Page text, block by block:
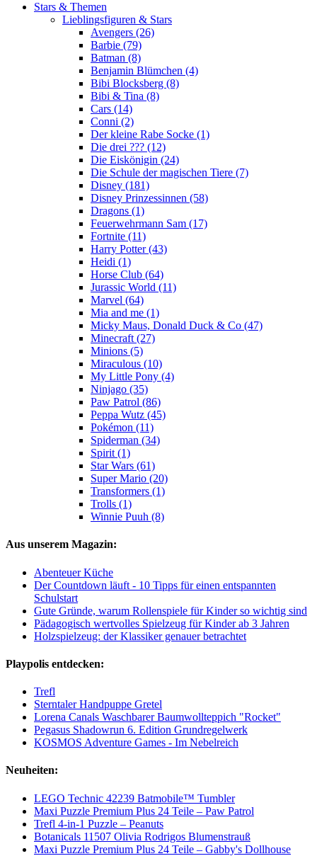
Stars & Themen
Lieblingsfiguren & Stars
Avengers (26)
Barbie (79)
Batman (8)
Benjamin Blümchen (4)
Bibi Blocksberg (8)
Bibi & Tina (8)
Cars (14)
Conni (2)
Der kleine Rabe Socke (1)
Die drei ??? (12)
Die Eiskönigin (24)
Die Schule der magischen Tiere (7)
Disney (181)
Disney Prinzessinnen (58)
Dragons (1)
Feuerwehrmann Sam (17)
Fortnite (11)
Harry Potter (43)
Heidi (1)
Horse Club (64)
Jurassic World (11)
Marvel (64)
Mia and me (1)
Micky Maus, Donald Duck & Co (47)
Minecraft (27)
Minions (5)
Miraculous (10)
My Little Pony (4)
Ninjago (35)
Paw Patrol (86)
Peppa Wutz (45)
Pokémon (11)
Spiderman (34)
Spirit (1)
Star Wars (61)
Super Mario (20)
Transformers (1)
Trolls (1)
Winnie Puuh (8)
Aus unserem Magazin:
Abenteuer Küche
Der Countdown läuft - 10 Tipps für einen entspannten
Schulstart
Gute Gründe, warum Rollenspiele für Kinder so wichtig sind
Pädagogisch wertvolles Spielzeug für Kinder ab 3 Jahren
Holzspielzeug: der Klassiker genauer betrachtet
Playpolis entdecken:
Trefl
Sterntaler Handpuppe Gretel
Lorena Canals Waschbarer Baumwollteppich "Rocket"
Pegasus Shadowrun 6. Edition Grundregelwerk
KOSMOS Adventure Games - Im Nebelreich
Neuheiten:
LEGO Technic 42239 Batmobile™ Tumbler
Maxi Puzzle Premium Plus 24 Teile – Paw Patrol
Trefl 4-in-1 Puzzle – Peanuts
Botanicals 11507 Olivia Rodrigos Blumenstrauß
Maxi Puzzle Premium Plus 24 Teile – Gabby's Dollhouse